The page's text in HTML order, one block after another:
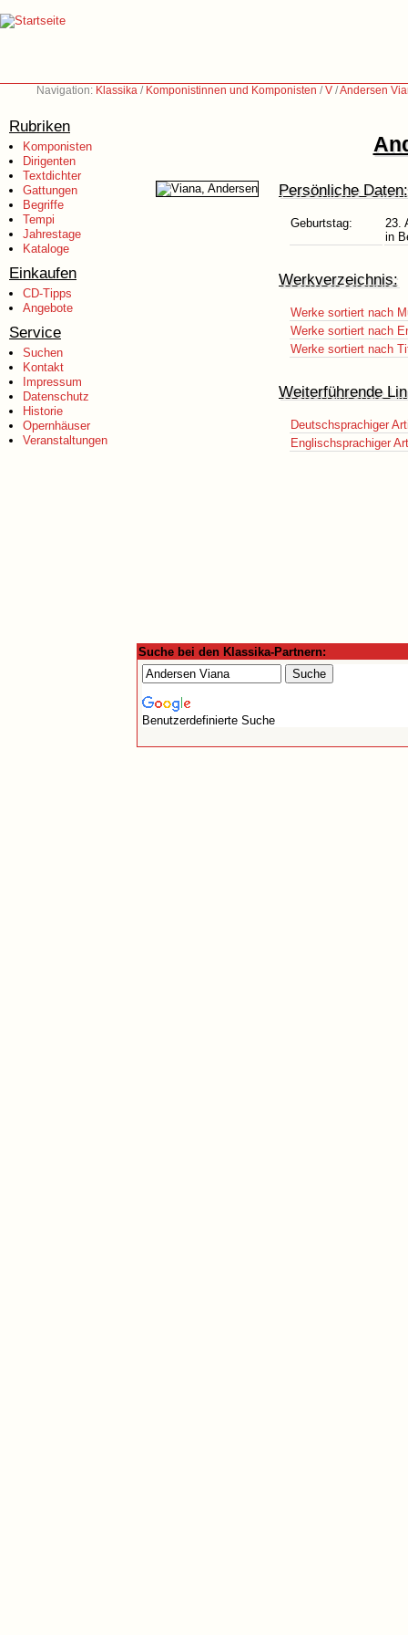
Navigation: Klassika / Komponistinnen und Komponisten /V /Andersen
Rubriken
Komponisten
Dirigenten
Textdichter
Gattungen
Begriffe
Tempi
Jahrestage
Kataloge
Einkaufen
CD-Tipps
Angebote
Service
Suchen
Kontakt
Impressum
Datenschutz
Historie
Opernhäuser
Veranstaltungen
Persönliche Daten:
Geburtstag:
23.
in
Werkverzeichnis:
Werke sortiert nach
Werke sortiert nach
Werke sortiert nach
Weiterführende
Deutschsprachiger
Englischsprachiger
Suche bei den Klassika-Partnern:
Benutzerdefinierte Suche